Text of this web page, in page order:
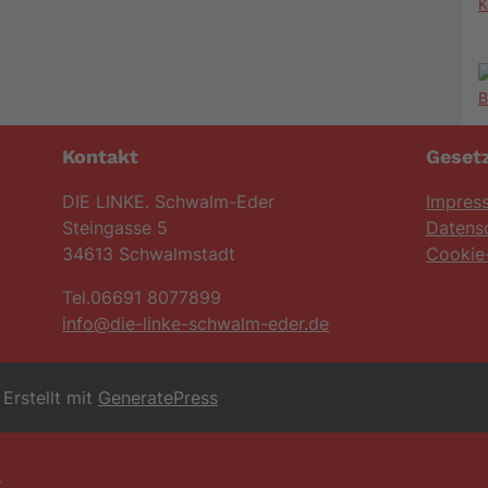
Kontakt
DIE LINKE. Schwalm-Eder
Steingasse 5
34613 Schwalmstadt
Tel.06691 8077899
info@die-linke-schwalm-eder.de
Erstellt mit GeneratePress